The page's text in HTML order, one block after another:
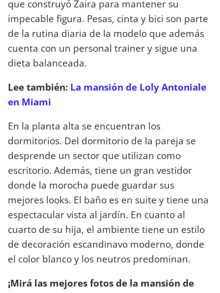
que construyó Zaira para mantener su
impecable figura. Pesas, cinta y bici son parte
de la rutina diaria de la modelo que además
cuenta con un personal trainer y sigue una
dieta balanceada.
Lee también: La mansión de Loly Antoniale
en Miami
En la planta alta se encuentran los
dormitorios. Del dormitorio de la pareja se
desprende un sector que utilizan como
escritorio. Además, tiene un gran vestidor
donde la morocha puede guardar sus
mejores looks. El baño es en suite y tiene una
espectacular vista al jardín. En cuanto al
cuarto de su hija, el ambiente tiene un estilo
de decoración escandinavo moderno, donde
el color blanco y los neutros predominan.
¡Mirá las mejores fotos de la mansión de